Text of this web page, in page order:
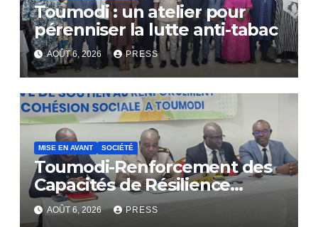
Toumodi : un atelier pour
pérenniser la lutte anti-tabac
AOÛT 6, 2026 PRESS
MISE EN AVANT SOCIÉTÉ
Toumodi-Renforcement des
Capacités de Résilience
Communautaire
AOÛT 6, 2026 PRESS